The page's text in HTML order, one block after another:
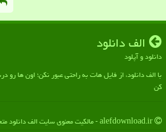
الف دانلود
دانلود و آپلود
با الف دانلود، از فایل هات به راحتی عبور نکن؛ اون ها
کن